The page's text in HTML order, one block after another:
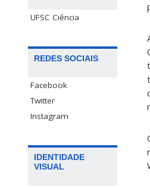
UFSC Ciência
REDES SOCIAIS
Facebook
Twitter
Instagram
IDENTIDADE
VISUAL